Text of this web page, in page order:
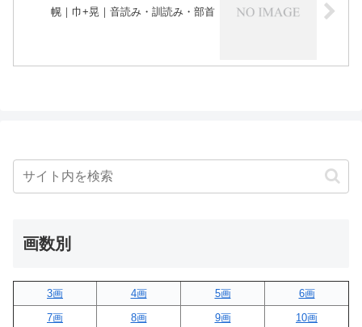
幌｜巾+晃｜音読み・訓読み・部首
画数別
3画 4画 5画
6画
7画
8画 9画
10画